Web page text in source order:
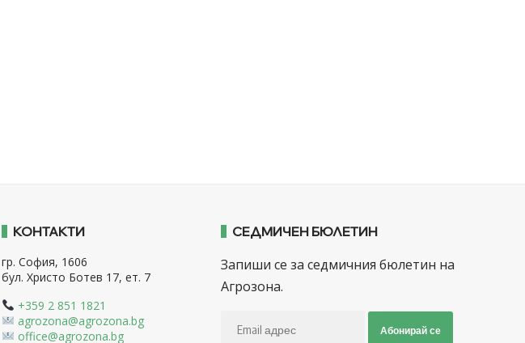
КОНТАКТИ
гр. София, 1606
бул. Христо Ботев 17, ет. 7
+359 2 851 1821
agrozona@agrozona.bg
office@agrozona.bg
СЕДМИЧЕН БЮЛЕТИН
Запиши се за седмичния бюлетин на
Агрозона.
Абонирай се